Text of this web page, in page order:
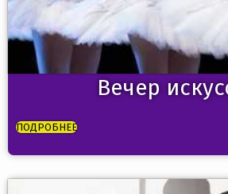
Вечер
ПОДРОБНЕЕ